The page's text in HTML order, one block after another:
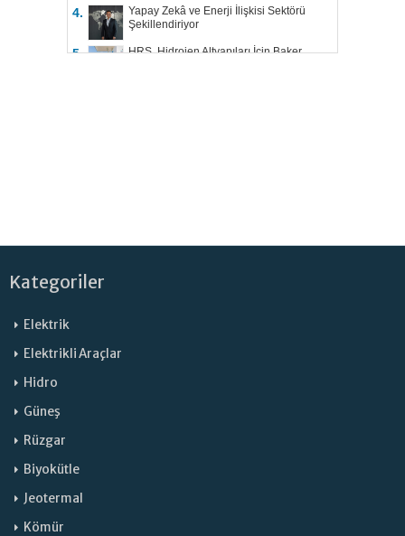
4.
Yapay Zekâ ve Enerji İlişkisi Sektörü
Şekillendiriyor
5.
HRS, Hidrojen Altyapıları İçin Baker
Kategoriler
Elektrik
Elektrikli Araçlar
Hidro
Güneş
Rüzgar
Biyokütle
Jeotermal
Kömür